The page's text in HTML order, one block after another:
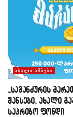
ᲐᲮᲐᲚᲘ ᲐᲛᲑᲔᲑᲘ
„საგანძურის
შანსები, ახალი
საპრიზო ფონდი